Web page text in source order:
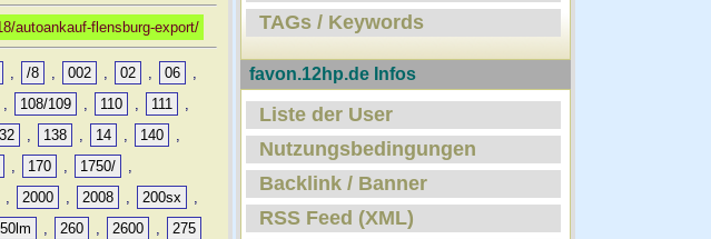
autoankauf-flensburg-export/
, /8 , 002 , 02 , 06
,
, 108/109 , 110 , 111
,
, 138 , 14 , 140
,
, 170 , 1750/
,
, 2000 , 2008 , 200sx
,
, 260 , 2600 ,
275
TAGs / Keywords
favon.12hp.de Infos
Liste der User
Nutzungsbedingungen
Backlink / Banner
RSS Feed (XML)